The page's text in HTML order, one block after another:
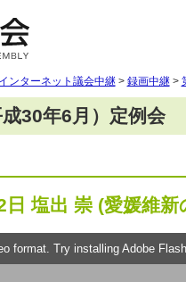
インターネット議会中継> 録画中継>
30年6月）定例会
日 塩出 崇 (愛媛維新
format. Try installing Adobe